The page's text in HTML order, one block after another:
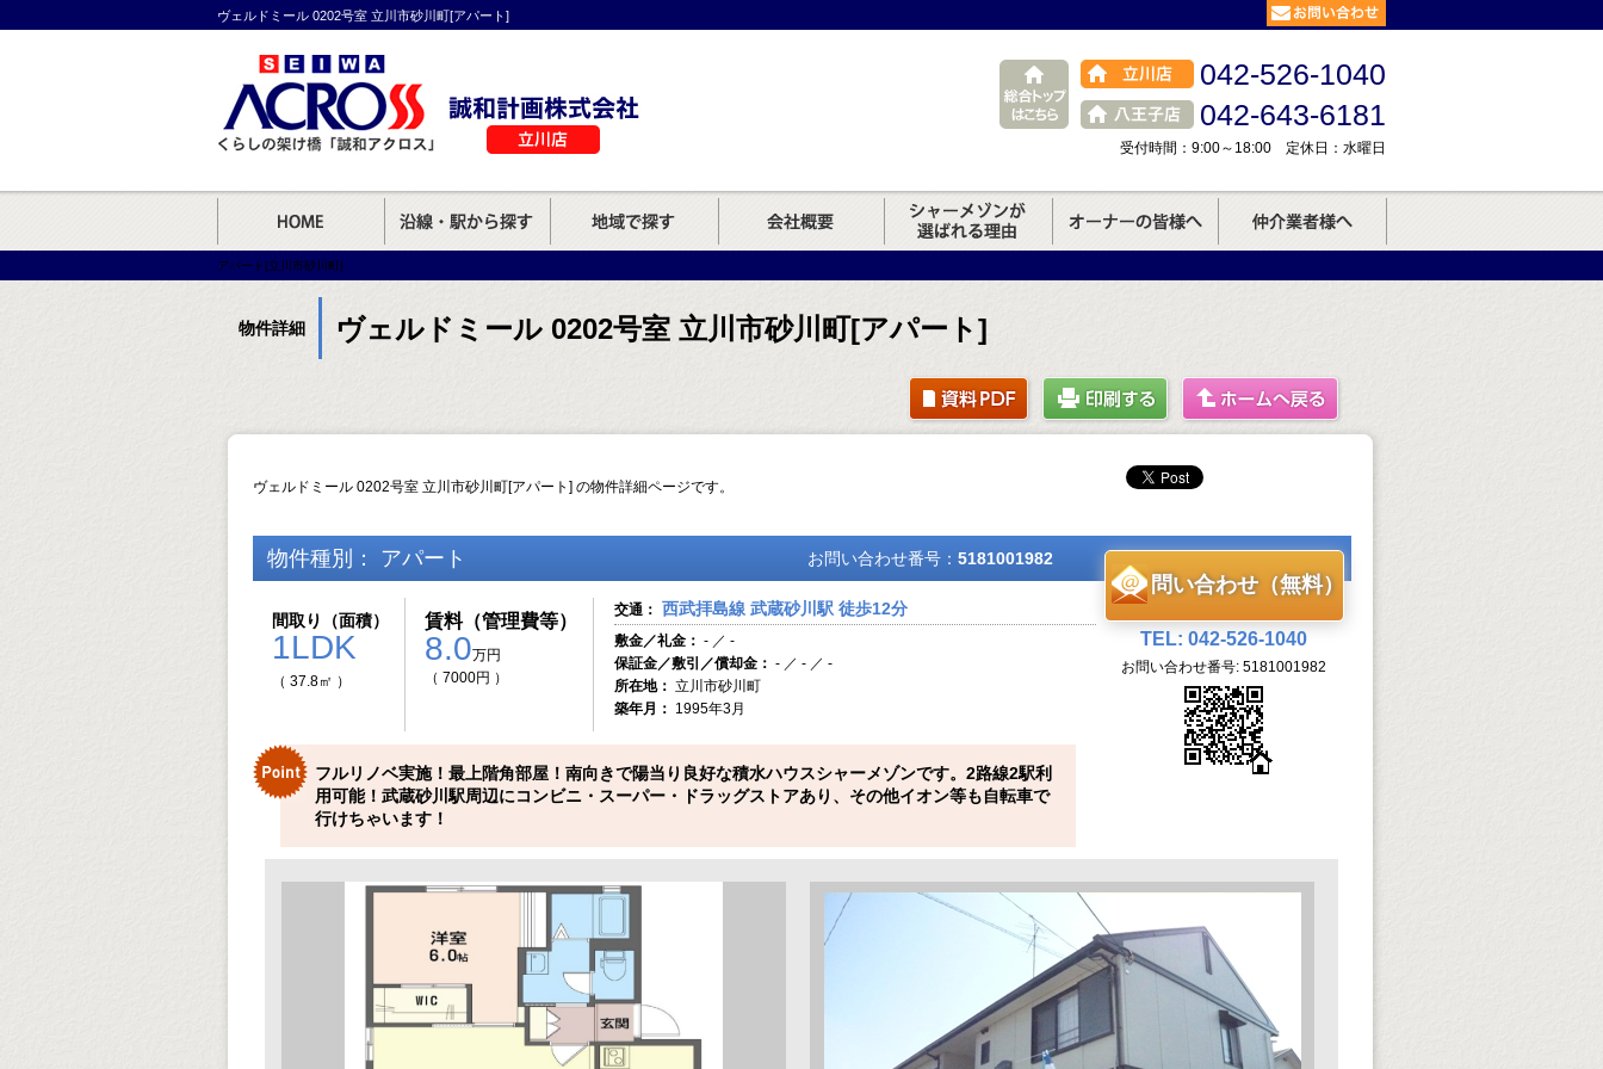
042-526-1040
042-643-6181
受付時間：9:00～18:00 定休日：水曜日
ヴェルドミール 0202号室 立川市砂川町[アパート]
アパート[立川市砂川町]
物件詳細 ヴェルドミール 0202号室 立川市砂川町[アパート]
ヴェルドミール 0202号室 立川市砂川町[アパート] の物件詳細ページです。
物件種別： アパート お問い合わせ番号： 5181001982
間取り（面積）
1LDK
（ 37.8㎡ ）
賃料（管理費等）
8.0万円
（ 7000円 ）
交通： 西武拝島線 武蔵砂川駅 徒歩12分
敷金／礼金： - ／ -
保証金／敷引／償却金： - ／ - ／ -
所在地： 立川市砂川町
築年月： 1995年3月
フルリノベ実施！最上階角部屋！南向きで陽当り良好な積水ハウスシャーメゾンです。2路線2駅利
用可能！武蔵砂川駅周辺にコンビニ・スーパー・ドラッグストアあり、その他イオン等も自転車で
行けちゃいます！
問い合わせ（無料）
TEL: 042-526-1040
お問い合わせ番号: 5181001982